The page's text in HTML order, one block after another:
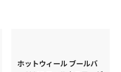
シリーズから探す
ホットウィール ブールバ